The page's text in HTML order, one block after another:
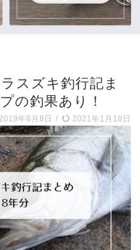
スズキ釣行記ま
の釣果あり！
2019年6月8日 / 2021年1月18日